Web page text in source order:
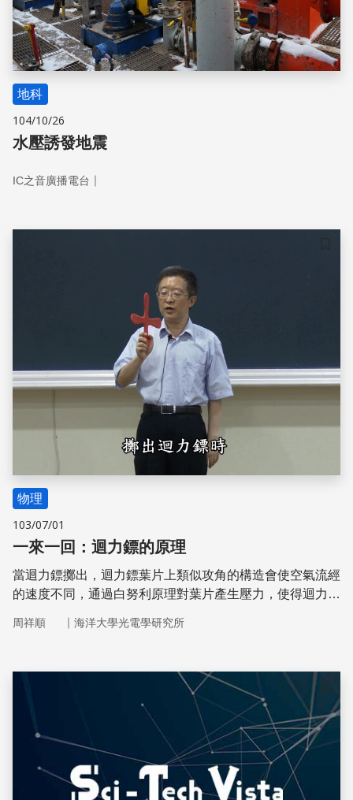
地科
104/10/26
水壓誘發地震
IC之音廣播電台 ｜
儲存
物理
103/07/01
一來一回：迴力鏢的原理
當迴力鏢擲出，迴力鏢葉片上類似攻角的構造會使空氣流經
的速度不同，通過白努利原理對葉片產生壓力，使得迴力鏢
周祥順 ｜ 海洋大學光電學研究所
儲存